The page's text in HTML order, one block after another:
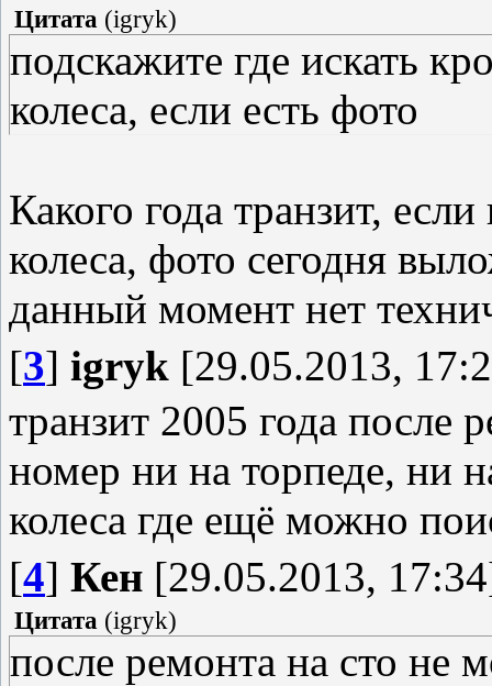
Цитата (igryk)
подскажите где искать
колеса, если есть фото
Какого года транзит,
колеса, фото сегодня
данный момент нет
[3] igryk [29.05.2013,
транзит 2005 года после
номер ни на торпеде, ни
колеса где ещё можно
[4] Кен [29.05.2013,
Цитата (igryk)
после ремонта на сто не